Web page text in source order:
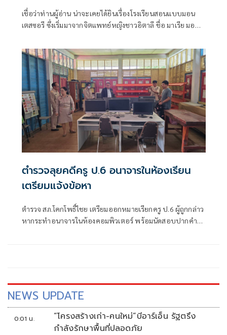
เชื่อว่าท่านผู้อ่าน น่าจะเคยได้ยินเรื่องโรงเรียนสอนแบบมอน
เตสซอรี ซึ่งเริ่มมาจากจิตแพทย์หญิงชาวอิตาลี ชื่อ มาเรีย มอน
ระยะแรก ไม่ใช่การเอาความรู้ไปบอกเด็ก แต่ควรปลูกฝังให้เด็ก
เจริญเติบโตไปตามความต้องการตามธรรมชาติของเขา”
ตำรวจลุยคดีครู ป.6 อนาจารในห้องเรียน
เตรียมแจ้งข้อหา
ตำรวจ สภ.โคกโพธิ์ไชย เตรียมออกหมายเรียกครู ป.6 ผู้ถูกกล่าว
หากระทำอนาจารในห้องคอมพิวเตอร์ พร้อมนัดสอบปากคำผู้
NEWS UPDATE
0:01 น.
“โครงสร้างเก่า-คนใหม่”บีอาร์เอ็น รัฐตรึง
กำลังรักษาพื้นที่ปลอดภัย